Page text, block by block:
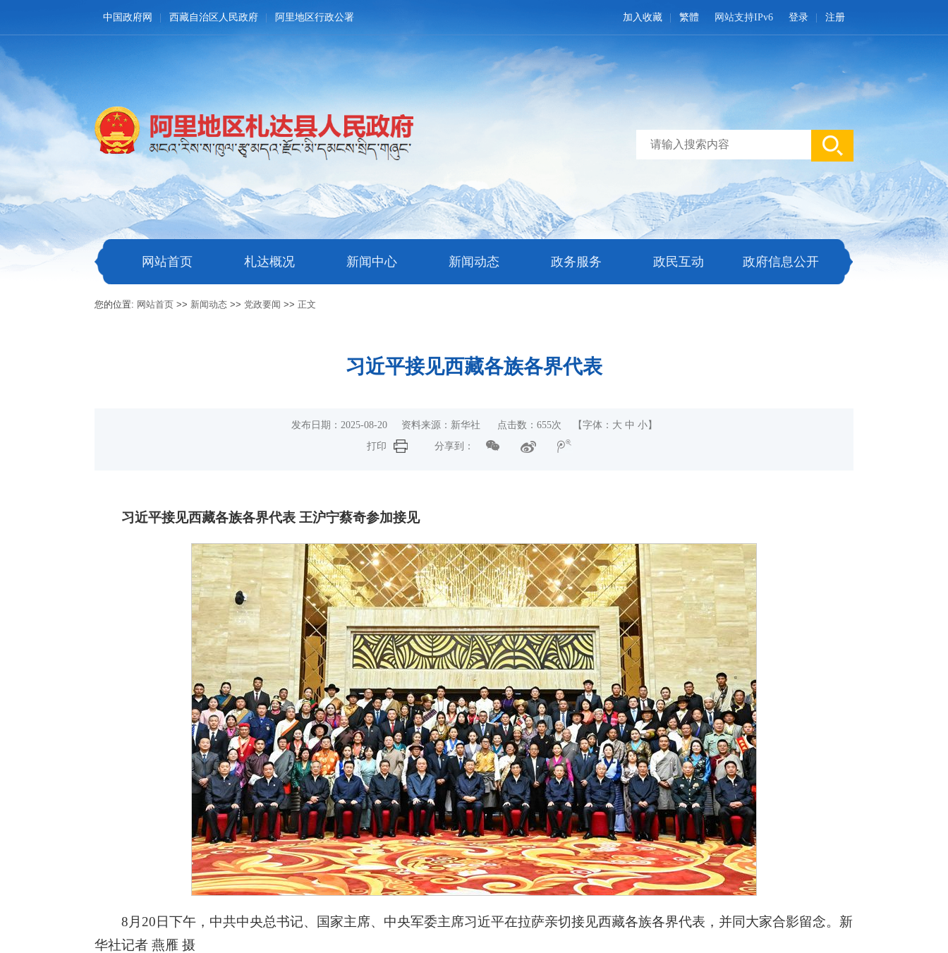
中国政府网 西藏自治区人民政府 阿里地区行政公署 登录 注册
网站支持IPv6
加入收藏 繁體
网站首页 札达概况 新闻中心 新闻动态 政务服务 政民互动 政府信息公开
您的位置: 网站首页 >> 新闻动态 >> 党政要闻 >>正文
习近平接见西藏各族各界代表
发布日期：2025-08-20 资料来源：新华社 点击数： 655次 【字体： 大 中 小】
打印
分享到：
习近平接见西藏各族各界代表王沪宁蔡奇参加接见
8月20日下午，中共中央总书记、国家主席、中央军委主席习近平在拉萨亲切接见西藏各族各界代表，并同大家合影留念。新
华社记者 燕雁 摄